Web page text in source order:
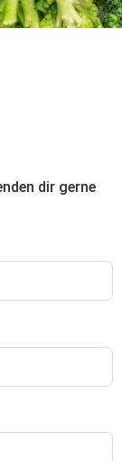
dir gerne